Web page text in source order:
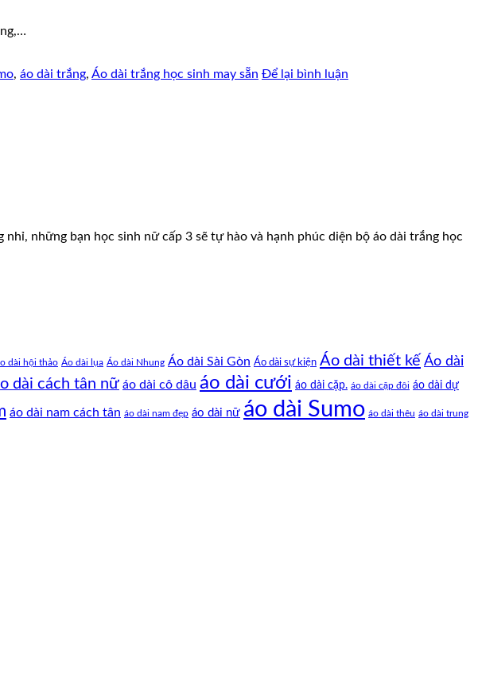
, áo dài trắng, Áo dài trắng học sinh may sẵn Để lại bình luận
những bạn học sinh nữ cấp 3 sẽ tự hào và hạnh phúc diện bộ áo dài trắng học
dài hội thảo Áo dài lụa Áo dài Nhung Áo dài Sài Gòn Áo dài sự kiện Áo dài thiết kế Áo dài
dài cách tân nữ áo dài cô dâu áo dài cưới áo dài cặp. áo dài cặp đôi áo dài dự
áo dài nam cách tân áo dài nam đẹp áo dài nữ áo dài Sumo áo dài thêu áo dài trung